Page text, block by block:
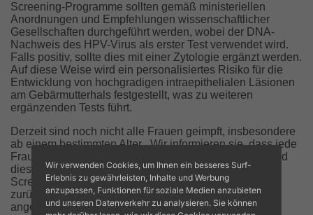
Screening-Programme sollten gemäß ministeriellen
Anordnungen und Empfehlungen wissenschaftlicher
Gesellschaften durchgeführt werden, wobei der DNA-
Nachweis des HPV-Virus als erster Test verwendet wird.
Falls positiv, sollte dies mit einer Zytologie ergänzt werden.
Auf diese Weise wird ein personalisiertes Risiko für die
Entwicklung von hochgradigen intraepithelialen Läsionen
am Gebärmutterhals festgestellt, was zu weiteren
ergänzenden Tests führt.
Derzeit sind noch nicht alle Frauen geimpft, insbesondere
ab einem bestimmten Alter. „Wir informieren sie, dass jede
Frau in jedem Alter geimpft werden kann“, aber während
diese Impfung weiter verbreitet wird, „werden beide
Screening-Methoden – die Zytologie, die langfristig
zurückgehen wird, und die Virusdetektion – weiterhin
angewendet.“
Wir verwenden Cookies, um Ihnen ein besseres Surf-
Erlebnis zu gewährleisten, Inhalte und Werbung
anzupassen, Funktionen für soziale Medien anzubieten
und unseren Datenverkehr zu analysieren. Sie können